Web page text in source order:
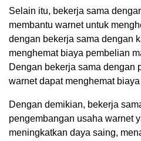
Selain itu, bekerja sama
membantu warnet untuk
dengan bekerja sama dengan
menghemat biaya pembelian
Dengan bekerja sama dengan
warnet dapat menghemat
Dengan demikian, bekerja
pengembangan usaha warnet
meningkatkan daya saing,